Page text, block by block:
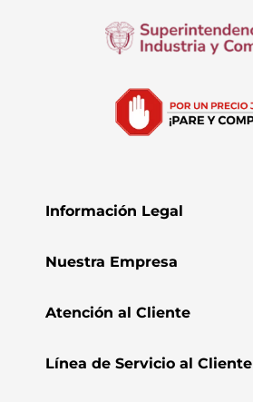
Información Legal
Nuestra Empresa
Atención al Cliente
Línea de Servicio al Cliente